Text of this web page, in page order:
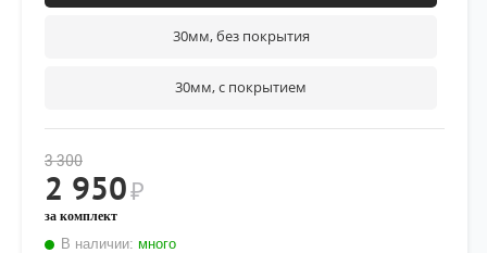
30мм, без покрытия
30мм, с покрытием
3 300
2 950₽
за комплект
В наличии: много